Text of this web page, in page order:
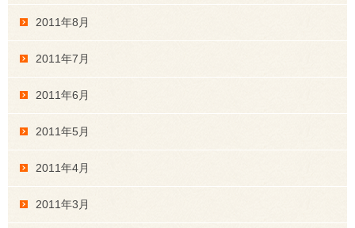
2011年8月
2011年7月
2011年6月
2011年5月
2011年4月
2011年3月